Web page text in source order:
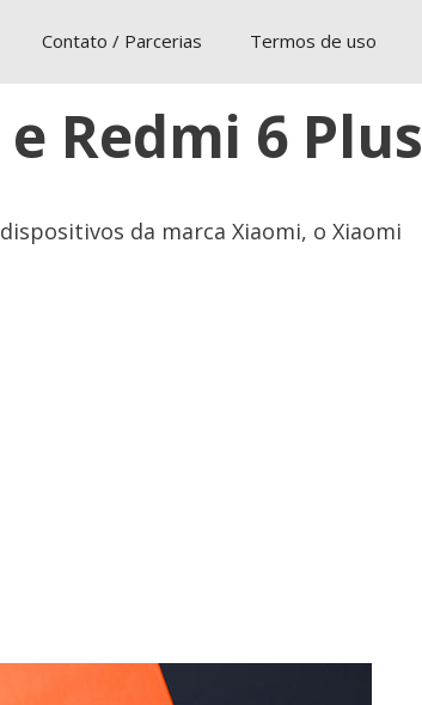
Contato / Parcerias Termos de uso
Redmi 6 Plus
da marca Xiaomi, o Xiaomi